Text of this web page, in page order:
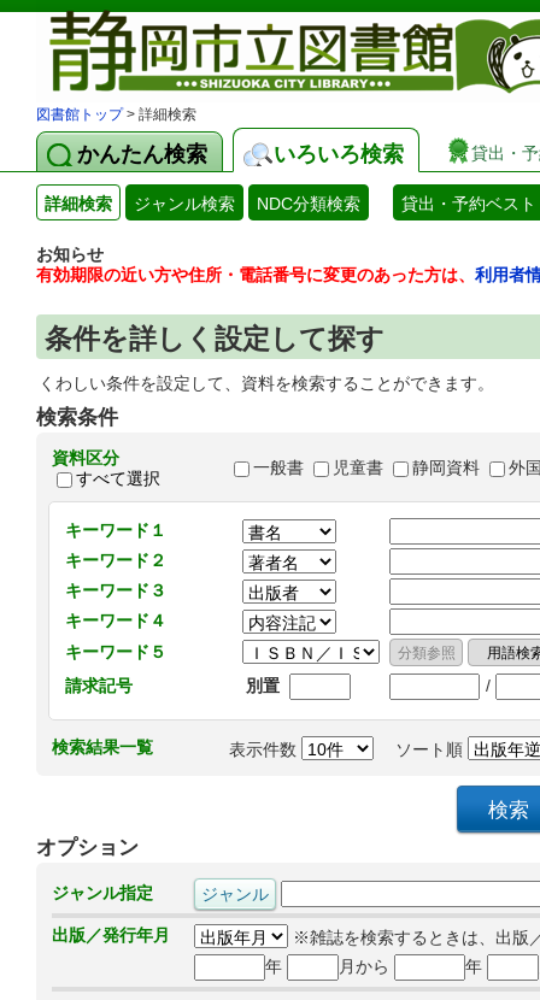
図書館トップ> 詳細検索
かんたん検索 いろいろ検索 貸出・
詳細検索 ジャンル検索 NDC分類検索 貸出・予約ベスト
お知らせ
有効期限の近い方や住所・電話番号に変更のあった方は、 利用者
条件を詳しく設定して探す
くわしい条件を設定して、資料を検索することができます。
検索条件
資料区分
すべて選択
一般書 児童書 静岡資料 外
キーワード１
キーワード２
キーワード３
キーワード４
キーワード５
請求記号
別置 /
検索結果一覧 表示件数 ソート順
オプション
ジャンル指定
出版／発行年月
※雑誌を検索するときは、出版
年
月から 年